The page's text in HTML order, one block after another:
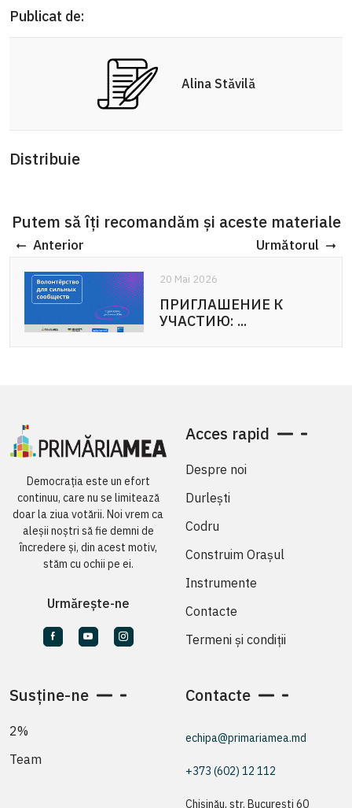
Publicat de:
Alina Stăvilă
Distribuie
Putem să îți recomandăm și aceste materiale
Anterior Următorul
20 Mai 2026
ПРИГЛАШЕНИЕ К
УЧАСТИЮ: ...
20 Mai 2026
APEL DE PARTICIPARE:
Voluntariat pentru ...
Democrația este un efort
continuu, care nu se limitează
doar la ziua votării. Noi vrem ca
aleșii noștri să fie demni de
încredere și, din acest motiv,
stăm cu ochii pe ei.
Urmărește-ne
Acces rapid
Despre noi
Durlești
Codru
Construim Orașul
Instrumente
Contacte
Termeni și condiții
Susține-ne
2%
Team
Contacte
echipa@primariamea.md
+373 (602) 12 112
Chișinău, str. București 60